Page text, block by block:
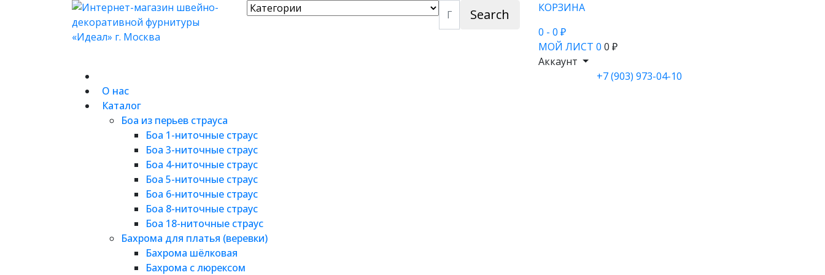
Search
КОРЗИНА
0 - 0 ₽
МОЙ ЛИСТ 0 0 ₽
Аккаунт
О нас
Каталог
Боа из перьев страуса
Боа 1-ниточные страус
Боа 3-ниточные страус
Боа 4-ниточные страус
Боа 5-ниточные страус
Боа 6-ниточные страус
Боа 8-ниточные страус
Боа 18-ниточные страус
Бахрома для платья (веревки)
Бахрома шёлковая
Бахрома с люрексом
+7 (903) 973-04-10